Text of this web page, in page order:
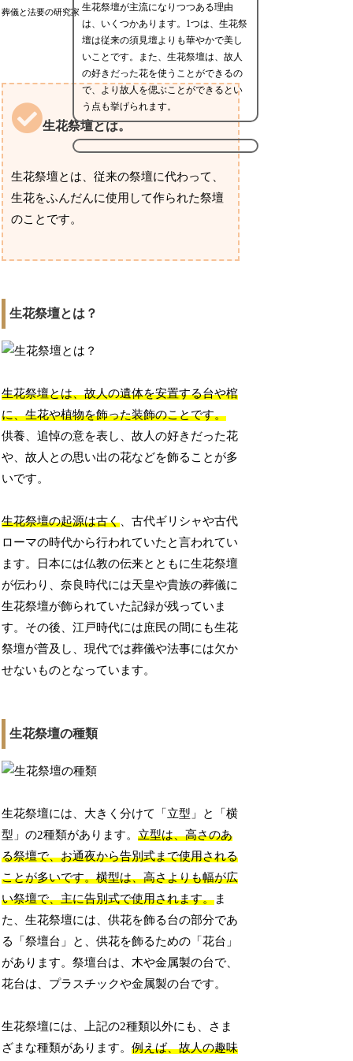
葬儀と法要の研究家 生花祭壇が主流になりつつある理由
は、いくつかあります。1つは、生花祭
壇は従来の須見壇よりも華やかで美し
いことです。また、生花祭壇は、故人
の好きだった花を使うことができるの
で、より故人を偲ぶことができるとい
う点も挙げられます。
生花祭壇とは。
生花祭壇とは、従来の祭壇に代わって、
生花をふんだんに使用して作られた祭壇
のことです。
生花祭壇とは？
生花祭壇とは、故人の遺体を安置する台や棺
に、生花や植物を飾った装飾のことです。
供養、追悼の意を表し、故人の好きだった花
や、故人との思い出の花などを飾ることが多
いです。
生花祭壇の起源は古く、古代ギリシャや古代
ローマの時代から行われていたと言われてい
ます。日本には仏教の伝来とともに生花祭壇
が伝わり、奈良時代には天皇や貴族の葬儀に
生花祭壇が飾られていた記録が残っていま
す。その後、江戸時代には庶民の間にも生花
祭壇が普及し、現代では葬儀や法事には欠か
せないものとなっています。
生花祭壇の種類
生花祭壇には、大きく分けて「立型」と「横
型」の2種類があります。立型は、高さのあ
る祭壇で、お通夜から告別式まで使用される
ことが多いです。横型は、高さよりも幅が広
い祭壇で、主に告別式で使用されます。ま
た、生花祭壇には、供花を飾る台の部分であ
る「祭壇台」と、供花を飾るための「花台」
があります。祭壇台は、木や金属製の台で、
花台は、プラスチックや金属製の台です。
生花祭壇には、上記の2種類以外にも、さま
ざまな種類があります。例えば、故人の趣味